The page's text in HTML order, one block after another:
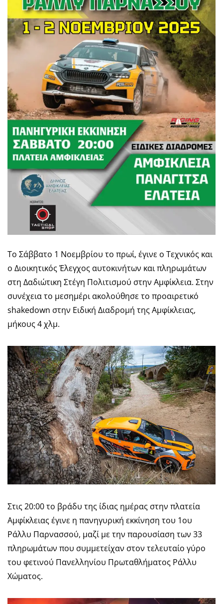
Το Σάββατο 1 Νοεμβρίου το πρωί, έγινε ο Τεχνικός και
ο Διοικητικός Έλεγχος αυτοκινήτων και πληρωμάτων
στη Δαδιώτικη Στέγη Πολιτισμού στην Αμφίκλεια. Στην
συνέχεια το μεσημέρι ακολούθησε το προαιρετικό
shakedown στην Ειδική Διαδρομή της Αμφίκλειας,
μήκους 4 χλμ.
Στις 20:00 το βράδυ της ίδιας ημέρας στην πλατεία
Αμφίκλειας έγινε η πανηγυρική εκκίνηση του 1ου
Ράλλυ Παρνασσού, μαζί με την παρουσίαση των 33
πληρωμάτων που συμμετείχαν στον τελευταίο γύρο
του φετινού Πανελληνίου Πρωταθλήματος Ράλλυ
Χώματος.